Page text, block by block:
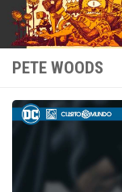
PETE WOODS